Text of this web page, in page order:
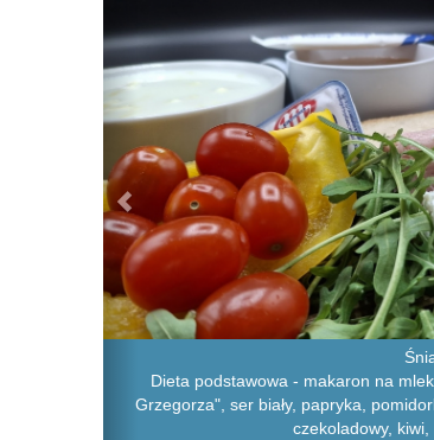
Dieta podstawowa - makaron na
Grzegorza", ser biały, papryka,
czekoladowy,